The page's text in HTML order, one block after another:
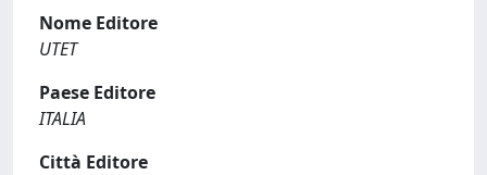
Nome Editore
UTET
Paese Editore
ITALIA
Città Editore